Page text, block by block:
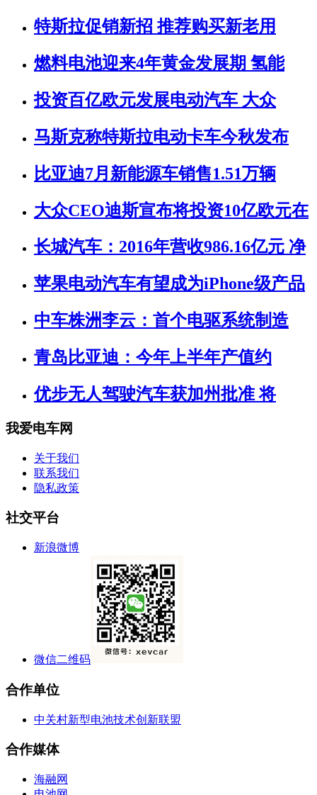
特斯拉促销新招 推荐购买新老用
燃料电池迎来4年黄金发展期 氢能
投资百亿欧元发展电动汽车 大众
马斯克称特斯拉电动卡车今秋发布
比亚迪7月新能源车销售1.51万辆
大众CEO迪斯宣布将投资10亿欧元在
长城汽车：2016年营收986.16亿元 净
苹果电动汽车有望成为iPhone级产品
中车株洲李云：首个电驱系统制造
青岛比亚迪：今年上半年产值约
优步无人驾驶汽车获加州批准 将
我爱电车网
关于我们
联系我们
隐私政策
社交平台
新浪微博
微信二维码
合作单位
中关村新型电池技术创新联盟
合作媒体
海融网